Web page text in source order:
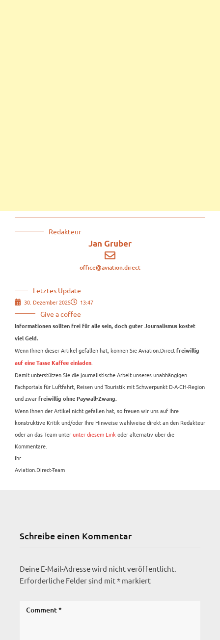
Redakteur
Jan Gruber
office@aviation.direct
Letztes Update
30. Dezember 2025 13:47
Give a coffee
Informationen sollten frei für alle sein, doch guter Journalismus kostet
viel Geld.
Wenn Ihnen dieser Artikel gefallen hat, können Sie Aviation.Direct freiwillig
auf eine Tasse Kaffee einladen
Damit unterstützen Sie die journalistische Arbeit unseres unabhängigen
Fachportals für Luftfahrt, Reisen und Touristik mit Schwerpunkt D-A-CH-Region
und zwar freiwillig ohne Paywall-Zwang.
Wenn Ihnen der Artikel nicht gefallen hat, so freuen wir uns auf Ihre
konstruktive Kritik und/oder Ihre Hinweise wahlweise direkt an den Redakteur
oder an das Team unterunter diesem Link oder alternativ über die
Kommentare.
Ihr
Aviation.Direct-Team
Schreibe einen Kommentar
Deine E-Mail-Adresse wird nicht veröffentlicht.
Erforderliche Felder sind mit* markiert